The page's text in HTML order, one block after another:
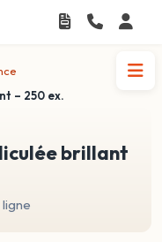
– 250 ex.